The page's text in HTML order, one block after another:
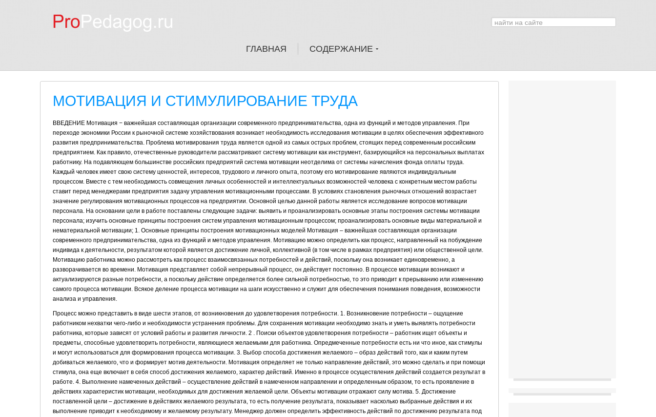
ГЛАВНАЯ СОДЕРЖАНИЕ
МОТИВАЦИЯ И СТИМУЛИРОВАНИЕ ТРУДА
ВВЕДЕНИЕ Мотивация − важнейшая составляющая организации современного предпринимательства, одна из функций и методов управления. При
переходе экономики России к рыночной системе хозяйствования возникает необходимость исследования мотивации в целях обеспечения эффективного
развития предпринимательства. Проблема мотивирования труда является одной из самых острых проблем, стоящих перед современным российским
предприятием. Как правило, отечественные руководители рассматривают систему мотивации как инструмент, базирующийся на персональных выплатах
работнику. На подавляющем большинстве российских предприятий система мотивации неотделима от системы начисления фонда оплаты труда.
Каждый человек имеет свою систему ценностей, интересов, трудового и личного опыта, поэтому его мотивирование являются индивидуальным
процессом. Вместе с тем необходимость совмещения личных особенностей и интеллектуальных возможностей человека с конкретным местом работы
ставит перед менеджерами предприятия задачу управления мотивационными процессами. В условиях становления рыночных отношений возрастает
значение регулирования мотивационных процессов на предприятии. Основной целью данной работы является исследование вопросов мотивации
персонала. На основании цели в работе поставлены следующие задачи: выявить и проанализировать основные этапы построения системы мотивации
персонала; изучить основные принципы построения систем управления мотивационным процессом; проанализировать основные виды материальной и
нематериальной мотивации; 1. Основные принципы построения мотивационных моделей Мотивация – важнейшая составляющая организации
современного предпринимательства, одна из функций и методов управления. Мотивацию можно определить как процесс, направленный на побуждение
индивида к деятельности, результатом которой является достижение личной, коллективной (в том числе в рамках предприятия) или общественной цели.
Мотивацию работника можно рассмотреть как процесс взаимосвязанных потребностей и действий, поскольку она возникает единовременно, а
разворачивается во времени. Мотивация представляет собой непрерывный процесс, он действует постоянно. В процессе мотивации возникают и
актуализируются разные потребности, а поскольку действие определяется более сильной потребностью, то это приводит к прерыванию или изменению
самого процесса мотивации. Всякое деление процесса мотивации на шаги искусственно и служит для обеспечения понимания поведения, возможности
анализа и управления.
Процесс можно представить в виде шести этапов, от возникновения до удовлетворения потребности. 1. Возникновение потребности – ощущение
работником нехватки чего-либо и необходимости устранения проблемы. Для сохранения мотивации необходимо знать и уметь выявлять потребности
работника, которые зависят от условий работы и развития личности. 2 . Поиски объектов удовлетворения потребности – работник ищет объекты и
предметы, способные удовлетворить потребности, являющиеся желаемыми для работника. Опредмеченные потребности есть ни что иное, как стимулы
и могут использоваться для формирования процесса мотивации. 3. Выбор способа достижения желаемого – образ действий того, как и каким путем
добиваться желаемого, что и формирует мотив деятельности. Мотивация определяет не только направление действий, это можно сделать и при помощи
стимула, она еще включает в себя способ достижения желаемого, характер действий. Именно в процессе осуществления действий создается результат в
работе. 4. Выполнение намеченных действий – осуществление действий в намеченном направлении и определенным образом, то есть проявление в
действиях характеристик мотивации, необходимых для достижения желаемой цели. Объекты мотивации отражают силу мотива. 5. Достижение
поставленной цели – достижение в действиях желаемого результата, то есть получение результата, показывает насколько выбранные действия и их
выполнение приводит к необходимому и желаемому результату. Менеджер должен определить эффективность действий по достижению результата под